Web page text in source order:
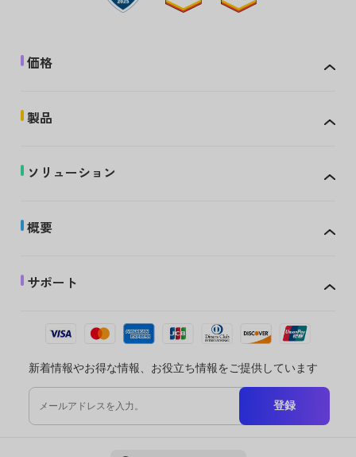
価格
製品
ソリューション
概要
サポート
新着情報やお得な情報、お役立ち情報をご提供しています
登録